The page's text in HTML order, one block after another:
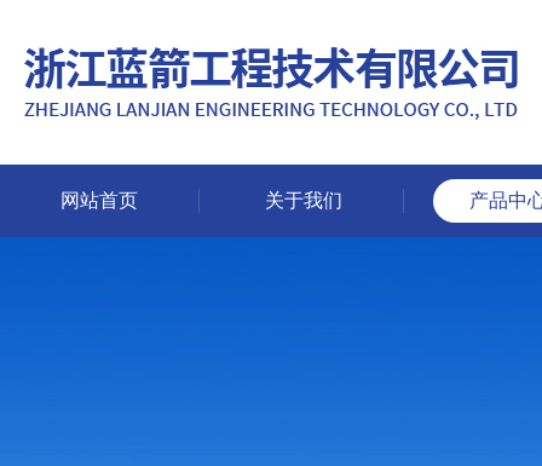
网站首页 关于我们 产品中